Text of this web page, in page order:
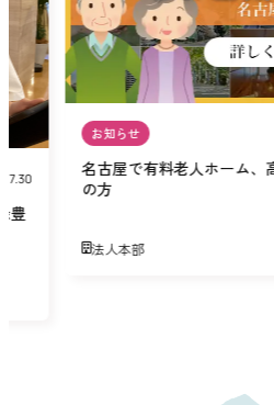
豊
お知らせ
名古屋で有料老人ホーム、
の方
法人本部